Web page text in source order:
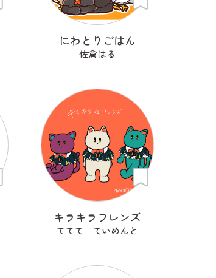
にわとりごはん
佐倉はる
キラキラフレンズ
ててて ていめんと